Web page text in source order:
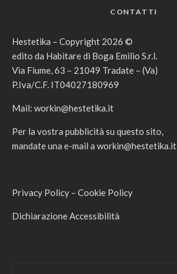
CONTATTI
Hestetika – Copyright 2026 ©
edito da Habitare di Boga Emilio S.r.l.
Via Fiume, 63 – 21049 Tradate – (Va)
P.Iva/C.F. IT04027180969
Mail: workin@hestetika.it
Per la vostra pubblicità su questo sito,
mandate una e-mail a workin@hestetika.it
Privacy Policy – Cookie Policy
Dichiarazione Accessibilità